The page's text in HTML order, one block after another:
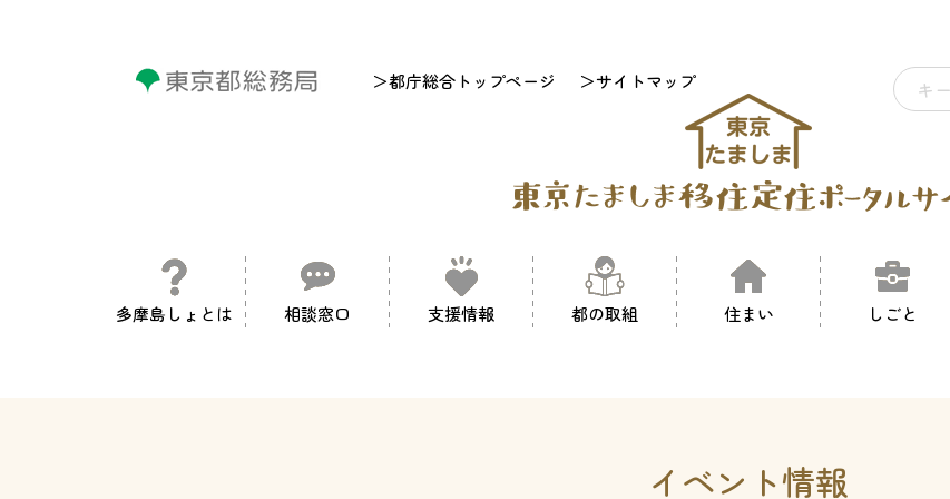
＞都庁総合トップページ ＞サイトマップ
多摩島しょとは 相談窓口 支援情報 都の取組 住まい しごと
イベント情報